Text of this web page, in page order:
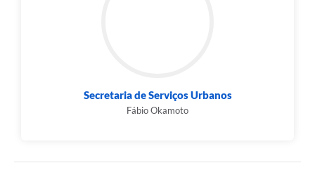
Secretaria de Serviços Urbanos
Fábio Okamoto